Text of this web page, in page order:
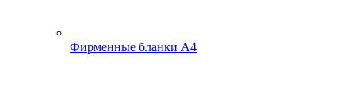
Фирменные бланки А4